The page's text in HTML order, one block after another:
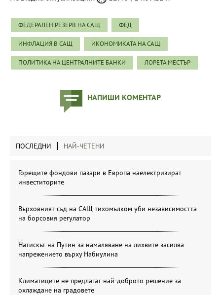
ФЕДЕРАЛЕН РЕЗЕРВ НА САЩ ФЕД
ИНФЛАЦИЯ В САЩ ИКОНОМИКАТА НА САЩ
ПОЛИТИКА НА ЦЕНТРАЛНИТЕ БАНКИ ЛОРЕТА МЕСТЪР
НАПИШИ КОМЕНТАР
ПОСЛЕДНИ НАЙ-ЧЕТЕНИ
Горещите фондови пазари в Европа наелектризират
инвеститорите
Върховният съд на САЩ тихомълком уби независимостта
на борсовия регулатор
Натискът на Путин за намаляване на лихвите засилва
напрежението върху Набиулина
Климатиците не предлагат най-доброто решение за
охлаждане на градовете